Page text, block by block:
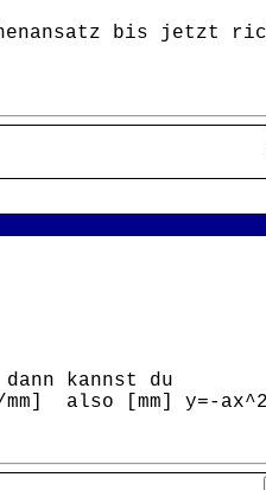
bis jetzt
kannst du
also [mm] y=-